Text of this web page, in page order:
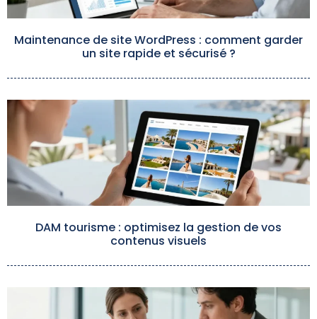
Maintenance de site WordPress : comment garder
un site rapide et sécurisé ?
DAM tourisme : optimisez la gestion de vos
contenus visuels